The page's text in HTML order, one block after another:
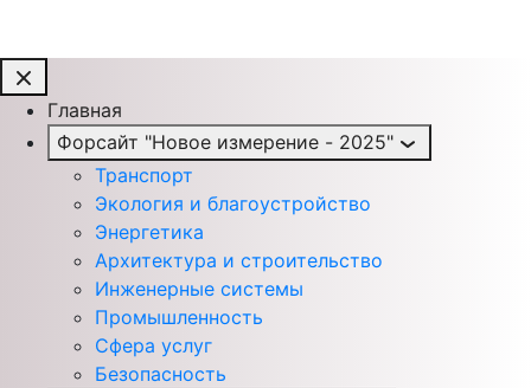
Главная
Форсайт "Новое измерение - 2025"
Транспорт
Экология и благоустройство
Энергетика
Архитектура и строительство
Инженерные системы
Промышленность
Сфера услуг
Безопасность